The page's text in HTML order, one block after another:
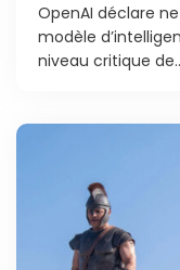
OpenAI déclare
modèle
niveau critique